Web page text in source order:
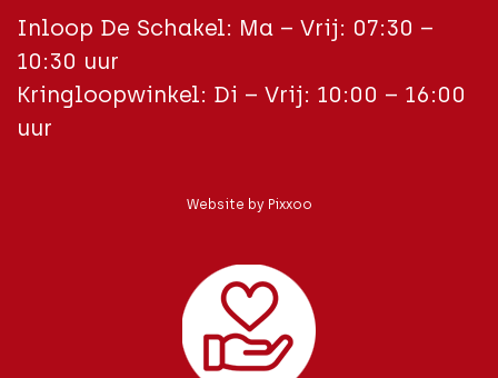
Inloop De Schakel: Ma – Vrij: 07:30 –
10:30 uur
Kringloopwinkel: Di – Vrij: 10:00 – 16:00
uur
Website by Pixxoo